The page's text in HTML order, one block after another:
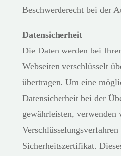
Beschwerderecht bei der
Datensicherheit
Die Daten werden bei
Webseiten verschlüsselt
übertragen. Um eine
Datensicherheit bei der
gewährleisten, verwenden
Sicherheitszertifikat.